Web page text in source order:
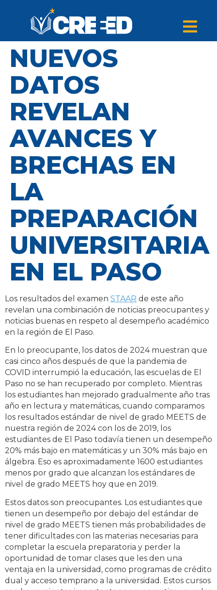
NUEVOS
DATOS
REVELAN
AVANCES Y
BRECHAS EN
LA
PREPARACIÓN
UNIVERSITARIA
EN EL PASO
Los resultados del examen STAAR de este año
revelan una combinación de noticias preocupantes y
noticias buenas en respeto al desempeño académico
en la región de El Paso.
En lo preocupante, los datos de 2024 muestran que
casi cinco años después de que la pandemia de
COVID interrumpió la educación, las escuelas de El
Paso no se han recuperado por completo. Mientras
los estudiantes han mejorado gradualmente año tras
año en lectura y matemáticas, cuando comparamos
los resultados estándar de nivel de grado MEETS de
nuestra región de 2024 con los de 2019, los
estudiantes de El Paso todavía tienen un desempeño
20% más bajo en matemáticas y un 30% más bajo en
álgebra. Eso es aproximadamente 1600 estudiantes
menos por grado que alcanzan los estándares de
nivel de grado MEETS hoy que en 2019.
Estos datos son preocupantes. Los estudiantes que
tienen un desempeño por debajo del estándar de
nivel de grado MEETS tienen más probabilidades de
tener dificultades con las materias necesarias para
completar la escuela preparatoria y perder la
oportunidad de tomar clases que les den una
ventaja en la universidad, como programas de crédito
dual y acceso temprano a la universidad. Estos cursos